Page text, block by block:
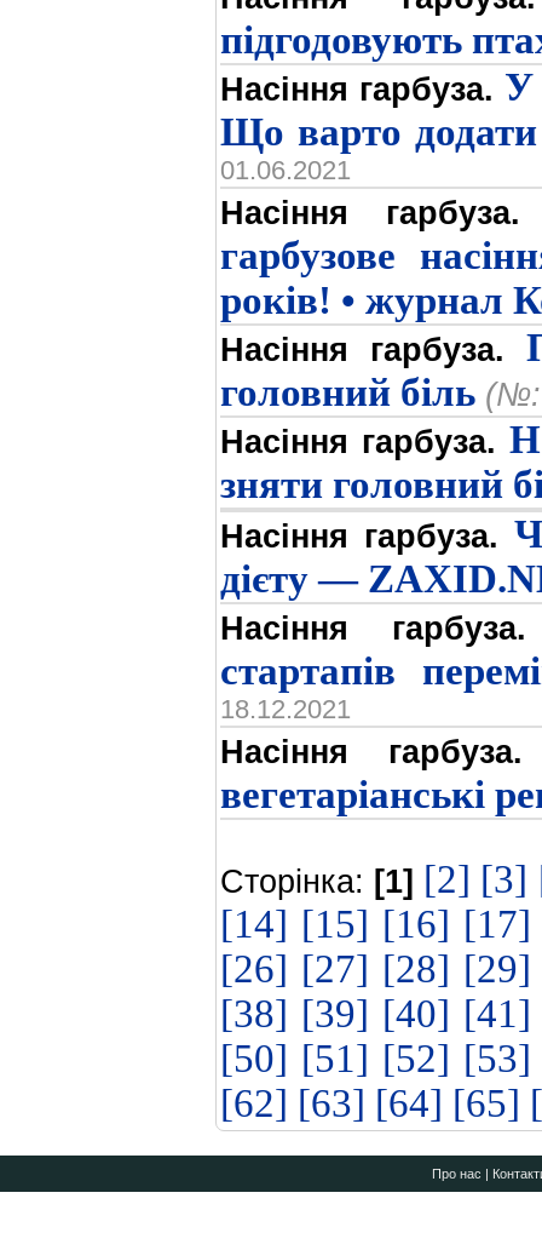
підгодовують
Насіння гарбуза. У
Що варто додати
01.06.2021
Насіння гарбуза.
гарбузове
років! • журнал
Насіння гарбуза.
головний біль (№:
Насіння гарбуза.
зняти головний
Насіння гарбуза.
дієту —
Насіння гарбуза.
стартапів
18.12.2021
Насіння гарбуза.
вегетаріанські
Сторінка: [1] [2] [3]
[14] [15] [16] [17]
[26] [27] [28] [29]
[38] [39] [40] [41]
[50] [51] [52] [53]
[62] [63] [64] [65]
Про нас |